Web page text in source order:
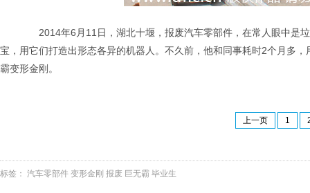
2014年6月11日，湖北十堰，报废汽车零部件，在常人眼中是
宝，用它们打造出形态各异的机器人。不久前，他和同事耗时2个月多
霸变形金刚。
上一页 1
标签： 汽车零部件 变形金刚 报废 巨无霸 毕业生